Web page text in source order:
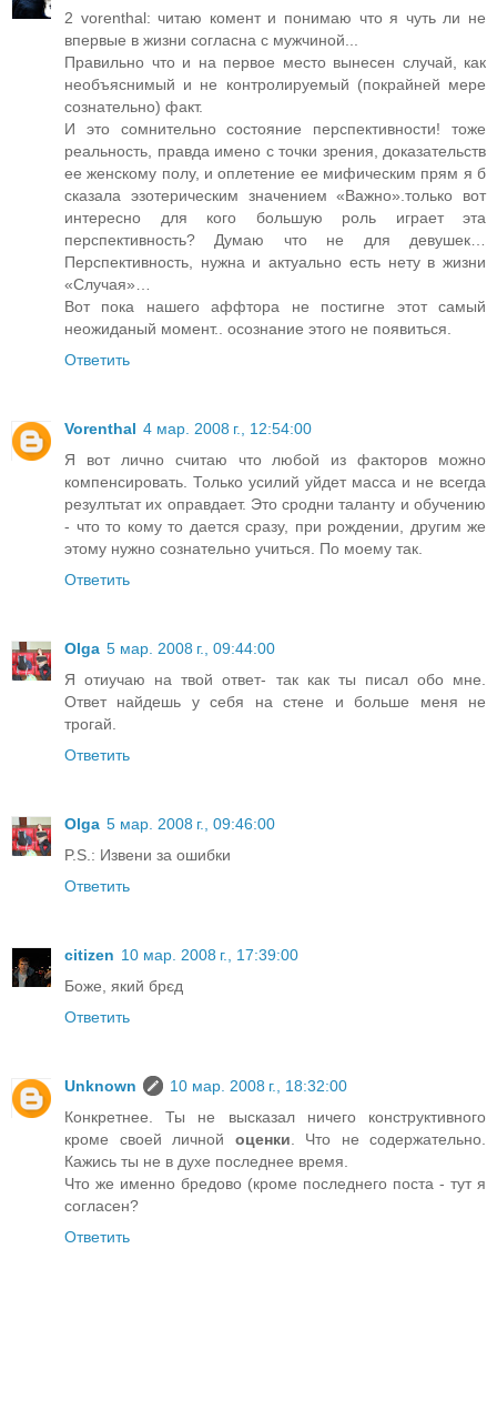
2 vorenthal: читаю комент и понимаю что я чуть ли не
впервые в жизни согласна с мужчиной...
Правильно что и на первое место вынесен случай, как
необъяснимый и не контролируемый (покрайней мере
сознательно) факт.
И это сомнительно состояние перспективности! тоже
реальность, правда имено с точки зрения, доказательств
ее женскому полу, и оплетение ее мифическим прям я б
сказала эзотерическим значением «Важно».только вот
интересно для кого большую роль играет эта
перспективность? Думаю что не для девушек…
Перспективность, нужна и актуально есть нету в жизни
«Случая»…
Вот пока нашего аффтора не постигне этот самый
неожиданый момент.. осознание этого не появиться.
Ответить
Vorenthal 4 мар. 2008 г., 12:54:00
Я вот лично считаю что любой из факторов можно
компенсировать. Только усилий уйдет масса и не всегда
резултьтат их оправдает. Это сродни таланту и обучению
- что то кому то дается сразу, при рождении, другим же
этому нужно сознательно учиться. По моему так.
Ответить
Olga 5 мар. 2008 г., 09:44:00
Я отиучаю на твой ответ- так как ты писал обо мне.
Ответ найдешь у себя на стене и больше меня не
трогай.
Ответить
Olga 5 мар. 2008 г., 09:46:00
P.S.: Извени за ошибки
Ответить
citizen 10 мар. 2008 г., 17:39:00
Боже, який брєд
Ответить
Unknown
10 мар. 2008 г., 18:32:00
Конкретнее. Ты не высказал ничего конструктивного
кроме своей личной оценки . Что не содержательно.
Кажись ты не в духе последнее время.
Что же именно бредово (кроме последнего поста - тут я
согласен?
Ответить